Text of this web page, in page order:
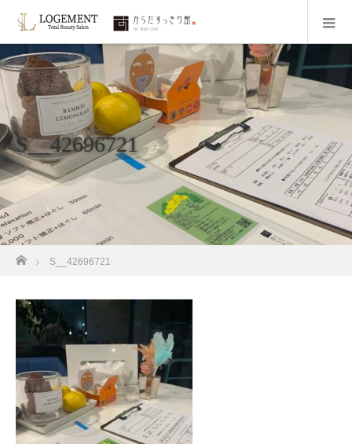
S__42696721
ホーム
S__42696721